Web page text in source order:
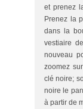
et prenez
Prenez la
dans la
vestiaire
nouveau
zoomez
clé noire;
noire le
à partir de